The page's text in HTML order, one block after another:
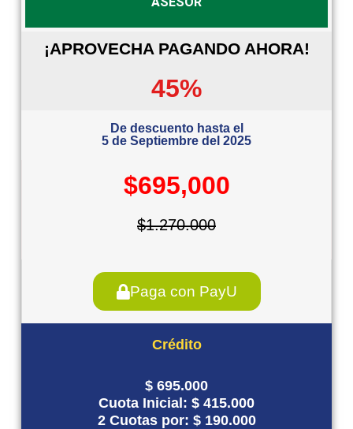
¡APROVECHA PAGANDO AHORA!
45%
De descuento hasta el
5 de Septiembre del 2025
$695,000
$1.270.000
Paga con PayU
Crédito
$ 695.000
Cuota Inicial: $ 415.000
2 Cuotas por: $ 190.000